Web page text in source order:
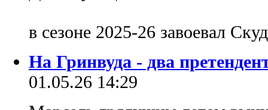
в сезоне 2025-26 завоевал
На Гринвуда - два
01.05.26 14:29